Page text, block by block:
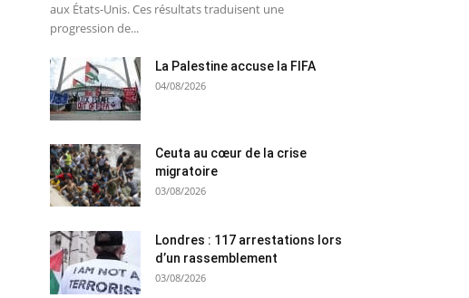
aux États-Unis. Ces résultats traduisent une
progression de...
La Palestine accuse la FIFA
04/08/2026
Ceuta au cœur de la crise
migratoire
03/08/2026
Londres : 117 arrestations lors
d’un rassemblement
03/08/2026